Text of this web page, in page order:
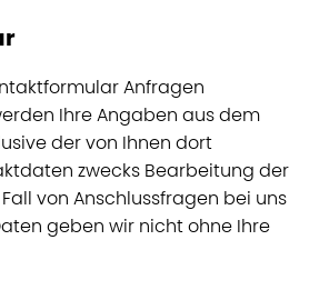
Anfragen
Ihre Angaben aus dem
der von Ihnen dort
zwecks Bearbeitung der
von Anschlussfragen bei uns
geben wir nicht ohne Ihre